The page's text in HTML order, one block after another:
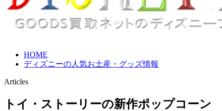
HOME
ディズニーの人気お土産・グッズ情報
Articles
トイ・ストーリーの新作ポップコーン